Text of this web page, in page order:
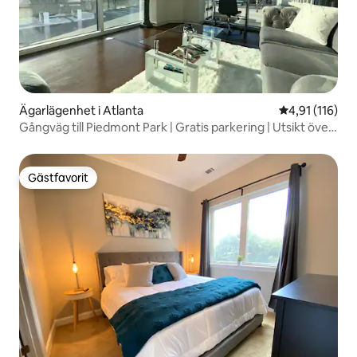
Ägarlägenhet i Atlanta 4,91 av 5 i
4,91 (116)
Gångväg till Piedmont Park | Gratis parkering | Utsikt över
Gästfavorit
Gästfavorit